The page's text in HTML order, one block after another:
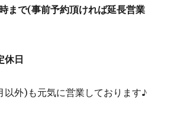
まで(事前予約頂ければ延長営業
休日
以外)も元気に営業しております♪